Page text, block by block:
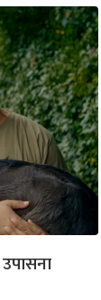
उपासना